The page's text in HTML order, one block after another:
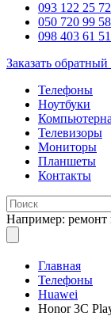
093 122 25 72
050 720 99 58
098 403 61 51
Заказать
Телефоны
Ноутбуки
Телевизоры
Мониторы
Планшеты
Контакты
Например: ремонт
Главная
Телефоны
Huawei
Honor 3C